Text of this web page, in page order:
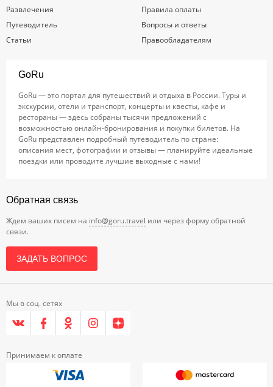
Развлечения
Путеводитель
Статьи
Правила оплаты
Вопросы и ответы
Правообладателям
GoRu
GoRu — это портал для путешествий и отдыха в России. Туры и
экскурсии, отели и транспорт, концерты и квесты, кафе и
рестораны — здесь собраны тысячи предложений с
возможностью онлайн-бронирования и покупки билетов. На
GoRu представлен подробный путеводитель по стране:
описания мест, фотографии и отзывы — планируйте идеальные
поездки или проводите лучшие выходные с нами!
Обратная связь
Ждем ваших писем на info@goru.travel или через форму обратной
связи.
ЗАДАТЬ ВОПРОС
Мы в соц. сетях
Принимаем к оплате